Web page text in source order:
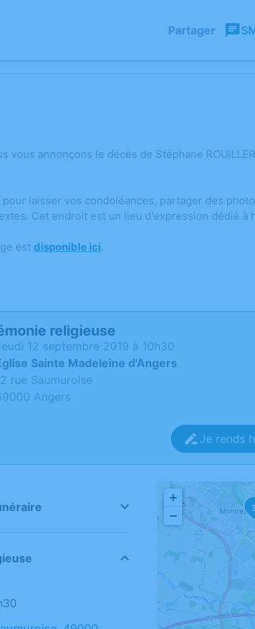
Partager
vous annonçons le décès de Stéphane
laisser vos condoléances, partager des
Cet endroit est un lieu d'expression dédié à
est disponible ici.
religieuse
jeudi 12 septembre 2019 à 10h30
Sainte Madeleine d'Angers
rue Saumuroise
Angers
Je rends
3
+
−